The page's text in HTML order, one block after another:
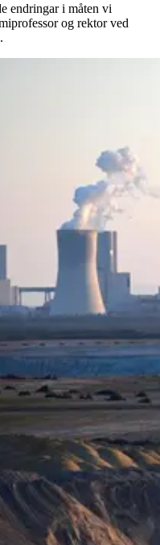
endringar i måten vi
og rektor ved